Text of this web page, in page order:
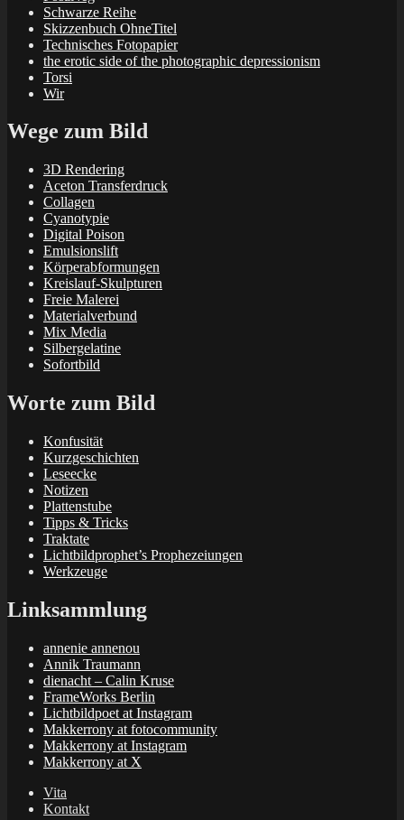
Schwarze Reihe
Skizzenbuch OhneTitel
Technisches Fotopapier
the erotic side of the photographic depressionism
Torsi
Wir
Wege zum Bild
3D Rendering
Aceton Transferdruck
Collagen
Cyanotypie
Digital Poison
Emulsionslift
Körperabformungen
Kreislauf-Skulpturen
Freie Malerei
Materialverbund
Mix Media
Silbergelatine
Sofortbild
Worte zum Bild
Konfusität
Kurzgeschichten
Leseecke
Notizen
Plattenstube
Tipps & Tricks
Traktate
Lichtbildprophet’s Prophezeiungen
Werkzeuge
Linksammlung
annenie annenou
Annik Traumann
dienacht – Calin Kruse
FrameWorks Berlin
Lichtbildpoet at Instagram
Makkerrony at fotocommunity
Makkerrony at Instagram
Makkerrony at X
Vita
Kontakt